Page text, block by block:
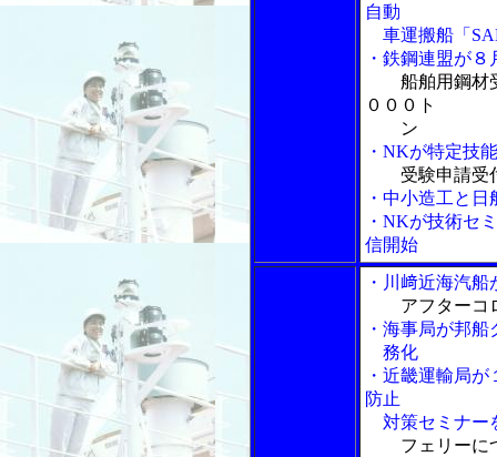
自動
車運搬船「
・鉄鋼連盟が
船舶用鋼材
０００ト
ン
・NKが特定技
受験申請受
・中小造工と
・NKが技術セ
信開始
・川﨑近海汽
アフターコ
・海事局が邦
務化
・近畿運輸局
防止
対策セミナー
フェリーに